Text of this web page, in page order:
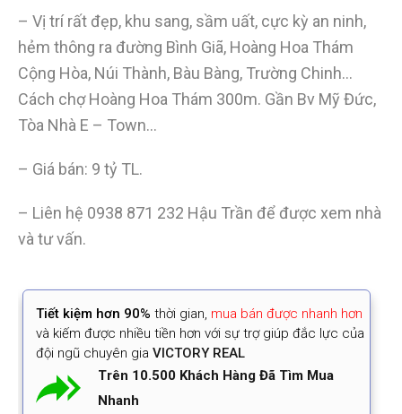
– Vị trí rất đẹp, khu sang, sầm uất, cực kỳ an ninh,
hẻm thông ra đường Bình Giã, Hoàng Hoa Thám
Cộng Hòa, Núi Thành, Bàu Bàng, Trường Chinh…
Cách chợ Hoàng Hoa Thám 300m. Gần Bv Mỹ Đức,
Tòa Nhà E – Town…
– Giá bán: 9 tỷ TL.
– Liên hệ 0938 871 232 Hậu Trần để được xem nhà
và tư vấn.
Tiết kiệm hơn 90% thời gian, mua bán được nhanh hơn
và kiếm được nhiều tiền hơn với sự trợ giúp đắc lực của
đội ngũ chuyên gia VICTORY REAL
Trên 10.500 Khách Hàng Đã Tìm Mua
Nhanh